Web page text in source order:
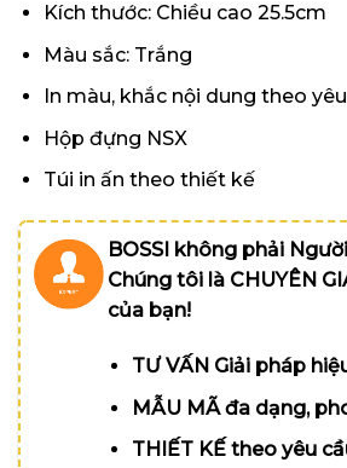
Kích thước: Chiều cao 25.5cm
Màu sắc: Trắng
In màu, khắc nội dung theo
Hộp đựng NSX
Túi in ấn theo thiết kế
BOSSI không phải
Chúng tôi là CHUYÊN
của bạn!
TƯ VẤN Giải pháp
MẪU MÃ đa dạng,
THIẾT KẾ theo yêu